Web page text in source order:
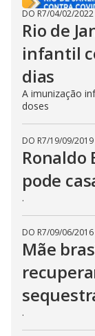
DO R7/04/02/2022
Rio de
infantil
dias
A imunização
doses
DO R7/19/09/2019
Ronaldo
pode
.
DO R7/09/06/2016
Mãe
.